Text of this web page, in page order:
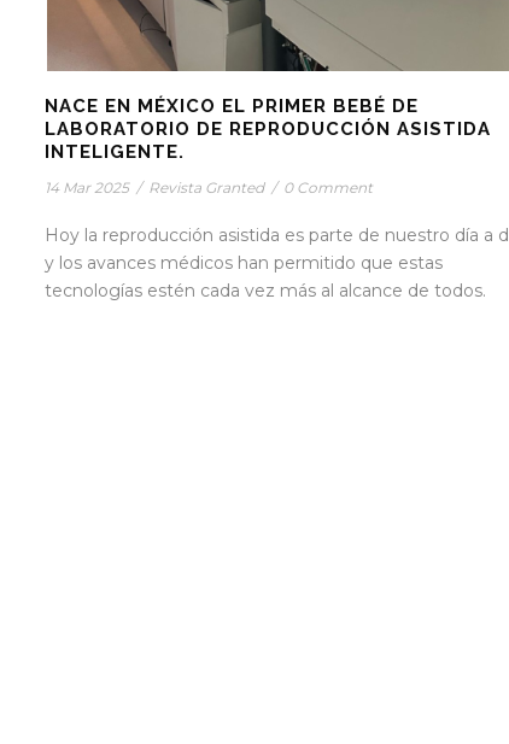
NACE EN MÉXICO EL PRIMER BEBÉ DE
LABORATORIO DE REPRODUCCIÓN ASISTIDA
INTELIGENTE.
14 Mar 2025 / Revista Granted / 0 Comment
Hoy la reproducción asistida es parte de nuestro día a
y los avances médicos han permitido que estas
tecnologías estén cada vez más al alcance de todos.